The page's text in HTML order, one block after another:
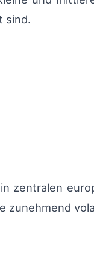
sind.
zentralen
zunehmend